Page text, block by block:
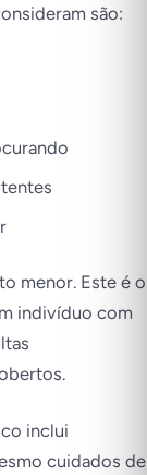
são:
menor. Este é o
indivíduo com
inclui
cuidados de